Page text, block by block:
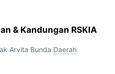
& Kandungan RSKIA
Arvita Bunda Daerah